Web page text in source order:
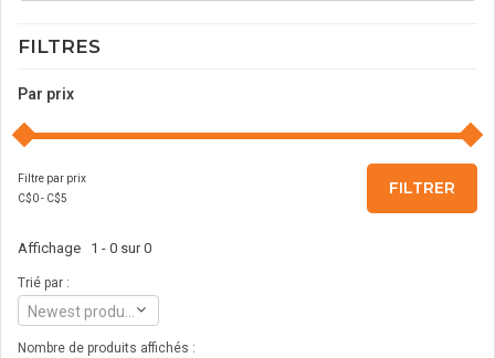
FILTRES
Par prix
Filtre par prix
C$0- C$5
FILTRER
Affichage 1 - 0 sur 0
Trié par :
Nombre de produits affichés :